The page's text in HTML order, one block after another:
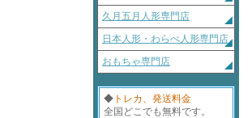
久月五月人形専門店
日本人形・わらべ人形専門店
おもちゃ専門店
◆ トレカ、発送料金
全国どこでも無料です。